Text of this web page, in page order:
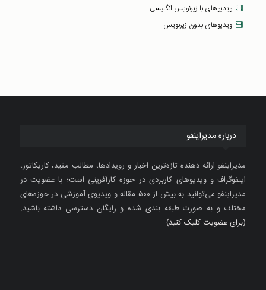
ویدیوهای با زیرنویس انگلیسی
ویدیوهای بدون زیرنویس
درباره مدیراینفو
مدیراینفو ارائه دهنده تازه‌ترین اخبار و رویدادها، مطالب مفید، کاریکاتور،
اینفوگراف و ویدیوهای کاربردی در حوزه کارآفرینی است؛ با عضویت در
مدیراینفو می‌توانید به بیش از ۵۰۰ مقاله و ویدیوی آموزشی در حوزه‌های
مختلف و به صورت طبقه بندی شده و رایگان دسترسی داشته باشید.
(برای عضویت کلیک کنید)